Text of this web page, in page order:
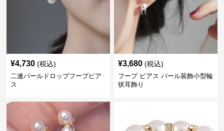
¥4,730 (税込)
二連パールドロップフープピア
ス
¥3,680 (税込)
フープ ピアス パール装飾小型輪
状耳飾り